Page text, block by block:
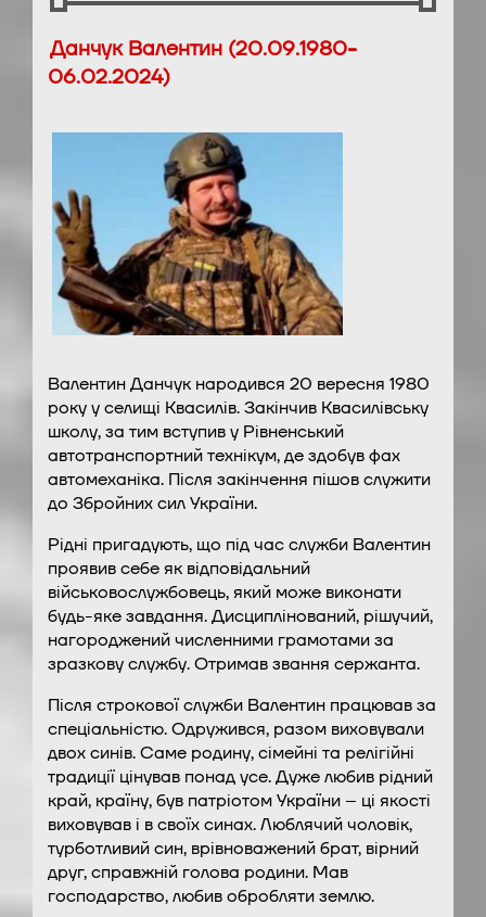
Данчук Валентин (20.09.1980-
06.02.2024)
Валентин Данчук народився 20 вересня 1980
року у селищі Квасилів. Закінчив Квасилівську
школу, за тим вступив у Рівненський
автотранспортний технікум, де здобув фах
автомеханіка. Після закінчення пішов служити
до Збройних сил України.
Рідні пригадують, що під час служби Валентин
проявив себе як відповідальний
військовослужбовець, який може виконати
будь-яке завдання. Дисциплінований, рішучий,
нагороджений численними грамотами за
зразкову службу. Отримав звання сержанта.
Після строкової служби Валентин працював за
спеціальністю. Одружився, разом виховували
двох синів. Саме родину, сімейні та релігійні
традиції цінував понад усе. Дуже любив рідний
край, країну, був патріотом України – ці якості
виховував і в своїх синах. Люблячий чоловік,
турботливий син, врівноважений брат, вірний
друг, справжній голова родини. Мав
господарство, любив обробляти землю.